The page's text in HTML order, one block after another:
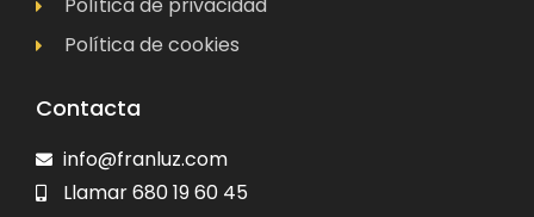
Política de privacidad
Política de cookies
Contacta
info@franluz.com
Llamar 680 19 60 45